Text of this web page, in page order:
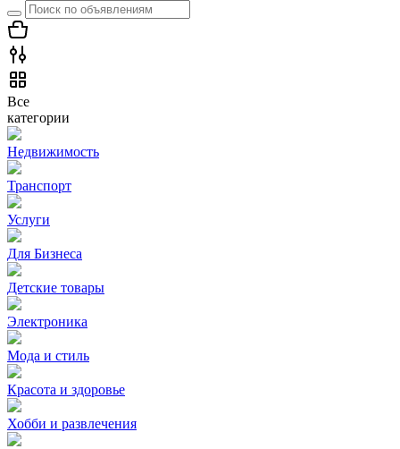
Все
категории
Недвижимость
Транспорт
Услуги
Для Бизнеса
Детские товары
Электроника
Мода и стиль
Красота и здоровье
Хобби и развлечения